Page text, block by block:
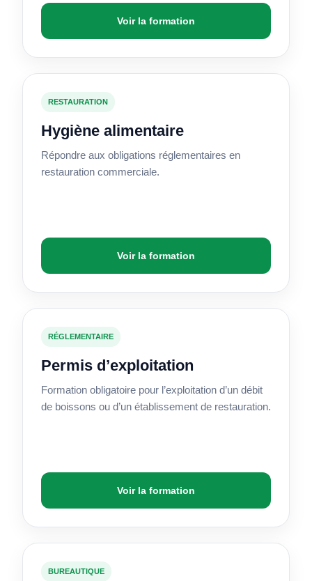
Voir la formation
RESTAURATION
Hygiène alimentaire
Répondre aux obligations réglementaires en
restauration commerciale.
Voir la formation
RÉGLEMENTAIRE
Permis d’exploitation
Formation obligatoire pour l’exploitation d’un débit
de boissons ou d’un établissement de restauration.
Voir la formation
BUREAUTIQUE